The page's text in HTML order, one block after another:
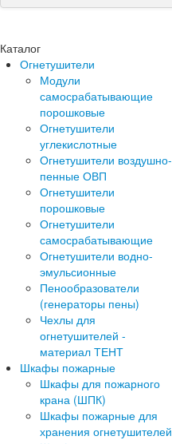
Каталог
Огнетушители
Модули
самосрабатывающие
порошковые
Огнетушители
углекислотные
Огнетушители воздушно-
пенные ОВП
Огнетушители
порошковые
Огнетушители
самосрабатывающие
Огнетушители водно-
эмульсионные
Пенообразователи
(генераторы пены)
Чехлы для
огнетушителей -
материал ТЕНТ
Шкафы пожарные
Шкафы для пожарного
крана (ШПК)
Шкафы пожарные для
хранения огнетушителей